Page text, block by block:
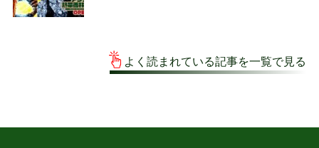
よく読まれている記事を一覧で見る